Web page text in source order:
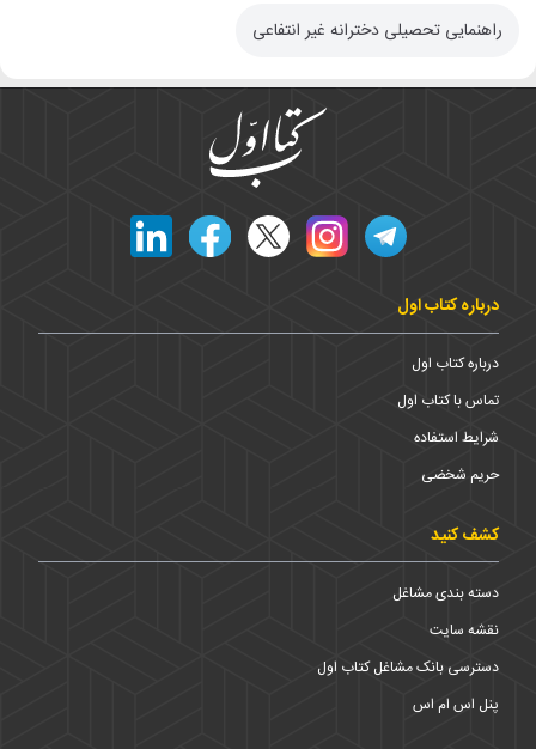
راهنمایی تحصیلی دخترانه غیر انتفاعی
درباره کتاب اول
درباره کتاب اول
تماس با کتاب اول
شرایط استفاده
حریم شخضی
کشف کنید
دسته بندی مشاغل
نقشه سایت
دسترسی بانک مشاغل کتاب اول
پنل اس ام اس